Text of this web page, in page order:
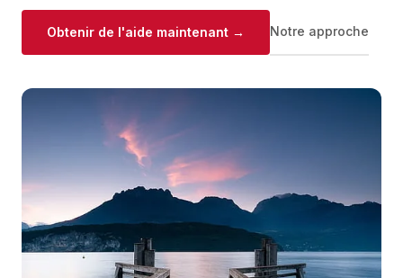
Obtenir de l'aide maintenant → Notre approche